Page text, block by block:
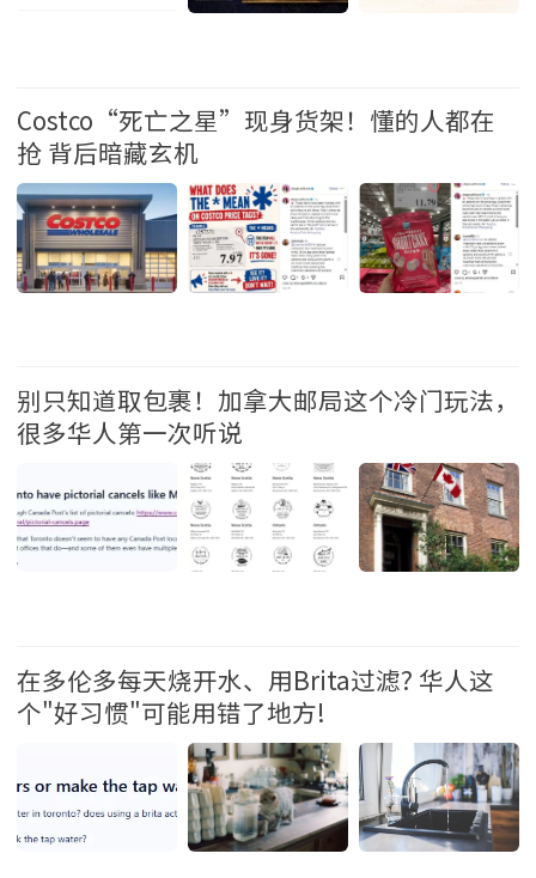
Costco“死亡之星”现身货架！懂的人都在
抢 背后暗藏玄机
别只知道取包裹！加拿大邮局这个冷门玩法，
很多华人第一次听说
在多伦多每天烧开水、用Brita过滤? 华人这
个"好习惯"可能用错了地方!